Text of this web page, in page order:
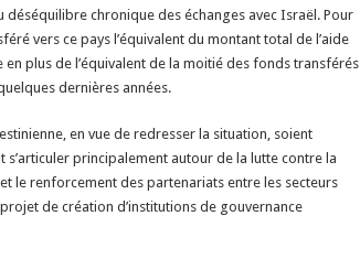
chronique des échanges avec Israël. Pour
vers ce pays l’équivalent du montant total de l’aide
plus de l’équivalent de la moitié des fonds transférés
dernières années.
en vue de redresser la situation, soient
principalement autour de la lutte contre la
le renforcement des partenariats entre les secteurs
de création d’institutions de gouvernance